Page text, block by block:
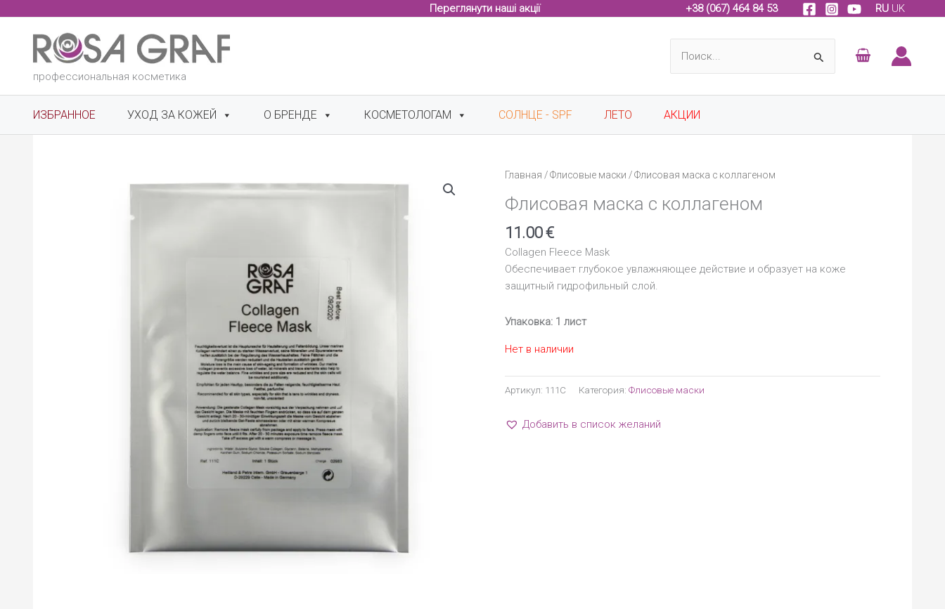
содержимому
Переглянути наші акції +38 (067) 464 84 53 RU UK
профессиональная косметика
ИЗБРАННОЕ УХОД ЗА КОЖЕЙ О БРЕНДЕ КОСМЕТОЛОГАМ СОЛНЦЕ - SPF ЛЕТО АКЦИИ
Главная /Флисовые маски / Флисовая маска с коллагеном
Флисовая маска с коллагеном
11.00€
Collagen Fleece Mask
Обеспечивает глубокое увлажняющее действие и образует на коже
защитный гидрофильный слой.
Упаковка: 1 лист
Нет в наличии
Артикул: 111C Категория:Флисовые маски
Добавить в список желаний